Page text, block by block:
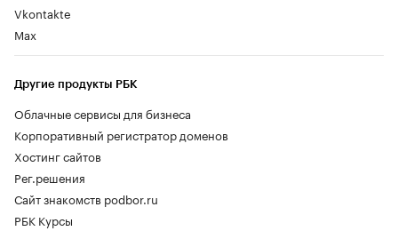
Vkontakte
Max
Другие продукты РБК
Облачные сервисы для бизнеса
Корпоративный регистратор доменов
Хостинг сайтов
Рег.решения
Сайт знакомств podbor.ru
РБК Курсы